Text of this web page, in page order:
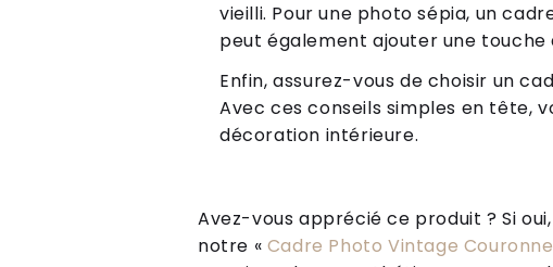
vieilli. Pour une photo sépia, un
peut également ajouter une
Enfin, assurez-vous de choisir un
Avec ces conseils simples en tête,
décoration intérieure.
Avez-vous apprécié ce produit ? Si
notre « Cadre Photo Vintage Couronne